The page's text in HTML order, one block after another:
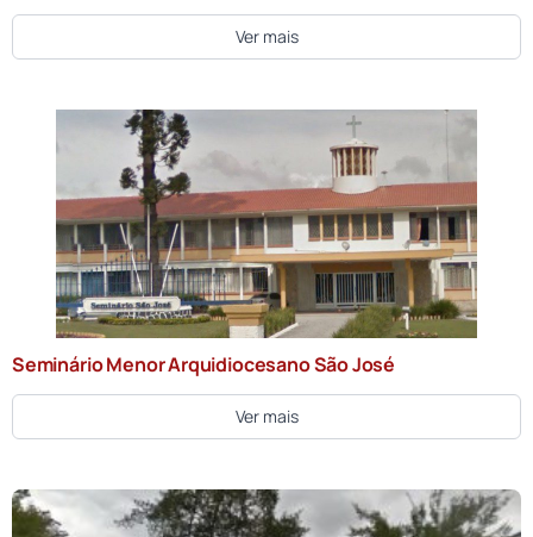
Ver mais
Seminário Menor Arquidiocesano São José
Ver mais